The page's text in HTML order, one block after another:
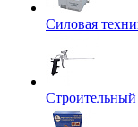
Силовая